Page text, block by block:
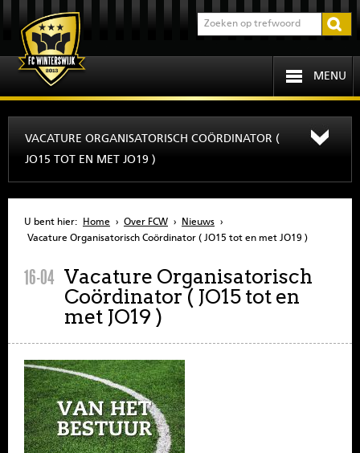
MENU
SPONSOREN
CONTACT
VACATURE ORGANISATORISCH COÖRDINATOR (
JO15 TOT EN MET JO19 )
U bent hier: Home › Over FCW › Nieuws ›
Vacature Organisatorisch Coördinator ( JO15 tot en met JO19 )
16-04 Vacature Organisatorisch
Coördinator ( JO15 tot en
met JO19 )